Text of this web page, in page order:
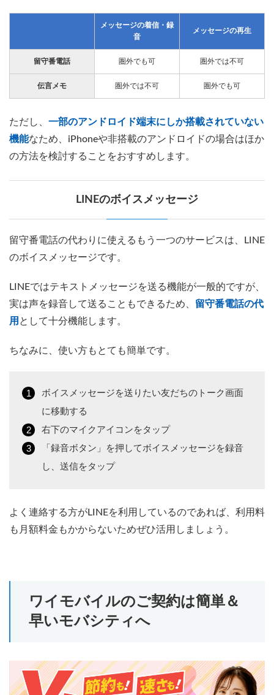
メッセージの着信・録
音
メッセージの再生
留守番電話 圏外でも可 圏外では不可
伝言メモ 圏外では不可 圏外でも可
ただし、 一部のアンドロイド端末にしか搭載されていない
機能なため、iPhoneや非搭載のアンドロイドの場合はほか
の方法を検討することをおすすめします。
LINEのボイスメッセージ
留守番電話の代わりに使えるもう一つのサービスは、LINE
のボイスメッセージです。
LINEではテキストメッセージを送る機能が一般的ですが、
実は声を録音して送ることもできるため、 留守番電話の代
用 として十分機能します。
ちなみに、使い方もとても簡単です。
ボイスメッセージを送りたい友だちのトーク画面
に移動する
右下のマイクアイコンをタップ
「録音ボタン」を押してボイスメッセージを録音
し、送信をタップ
よく連絡する方がLINEを利用しているのであれば、利用料
も月額料金もかからないためぜひ活用しましょう。
ワイモバイルのご契約は簡単＆
早いモバシティへ